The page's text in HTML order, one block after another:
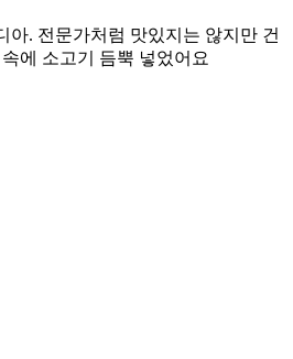
아. 전문가처럼 맛있지는 않지만 건
에 소고기 듬뿍 넣었어요